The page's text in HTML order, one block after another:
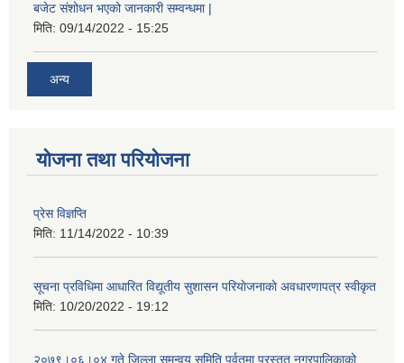
बजेट संशोधन भएको जानकारी सम्वन्धमा |
मिति: 09/14/2022 - 15:25
अन्य
योजना तथा परियोजना
प्रेस विज्ञप्ति
मिति: 11/14/2022 - 10:39
सूचना प्रविधिमा आधारित विद्यूतीय सुशासन परियाेजनाकाे अवधारणापत्र स्वीकृत
मिति: 10/20/2022 - 19:12
२०७९।०६।०४ गते जिल्ला समन्वय समिति पर्वतमा प्रस्तुत नगरपालिकाको